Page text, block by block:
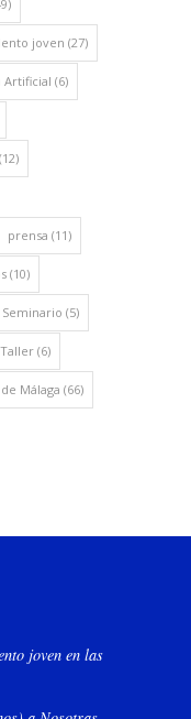
joven (27)
Artificial (6)
(12)
prensa (11)
(10)
Seminario (5)
Taller (6)
Málaga (66)
joven en las